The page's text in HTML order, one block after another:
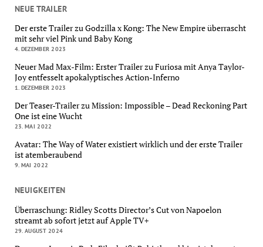
NEUE TRAILER
Der erste Trailer zu Godzilla x Kong: The New Empire überrascht
mit sehr viel Pink und Baby Kong
4. DEZEMBER 2023
Neuer Mad Max-Film: Erster Trailer zu Furiosa mit Anya Taylor-
Joy entfesselt apokalyptisches Action-Inferno
1. DEZEMBER 2023
Der Teaser-Trailer zu Mission: Impossible – Dead Reckoning Part
One ist eine Wucht
23. MAI 2022
Avatar: The Way of Water existiert wirklich und der erste Trailer
ist atemberaubend
9. MAI 2022
NEUIGKEITEN
Überraschung: Ridley Scotts Director’s Cut von Napoelon
streamt ab sofort jetzt auf Apple TV+
29. AUGUST 2024